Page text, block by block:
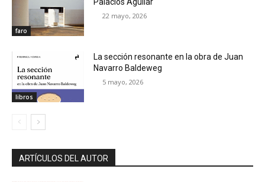
faro
Palacios Aguilar
22 mayo, 2026
libros
La sección resonante en la obra de Juan
Navarro Baldeweg
5 mayo, 2026
ARTÍCULOS DEL AUTOR